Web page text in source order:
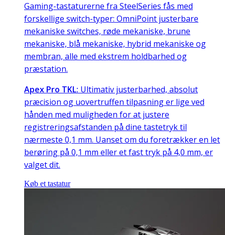
Gaming-tastaturerne fra SteelSeries fås med
forskellige switch-typer: OmniPoint justerbare
mekaniske switches, røde mekaniske, brune
mekaniske, blå mekaniske, hybrid mekaniske og
membran, alle med ekstrem holdbarhed og
præstation.
Apex Pro TKL: Ultimativ justerbarhed, absolut
præcision og uovertruffen tilpasning er lige ved
hånden med muligheden for at justere
registreringsafstanden på dine tastetryk til
nærmeste 0,1 mm. Uanset om du foretrækker en let
berøring på 0,1 mm eller et fast tryk på 4,0 mm, er
valget dit.
Køb et tastatur